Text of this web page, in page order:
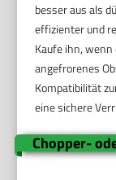
besser aus als
effizienter und
Kaufe ihn,
angefrorenes
Kompatibilität
eine sichere
Chopper-